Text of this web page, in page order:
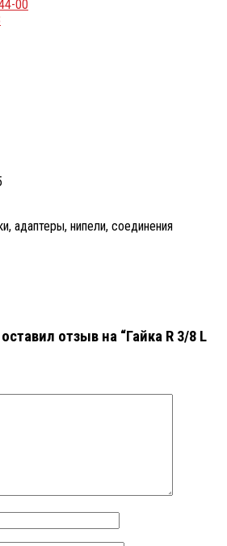
00
адаптеры, нипели, соединения
отзыв на “Гайка R 3/8 L